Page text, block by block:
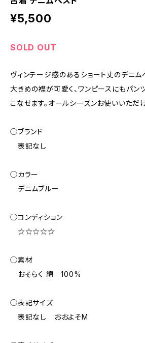
¥5,500
SOLD OUT
ヴィンテージ感のあるショート丈のデニム
大きめの襟が可愛く、ワンピースにもパン
こなせます。オールシーズンお使いいただ
◯ブランド
表記なし
◯カラー
デニムブルー
◯コンディション
☆☆☆☆☆
◯素材
おそらく 綿 100%
◯表記サイズ
表記なし おおよそM